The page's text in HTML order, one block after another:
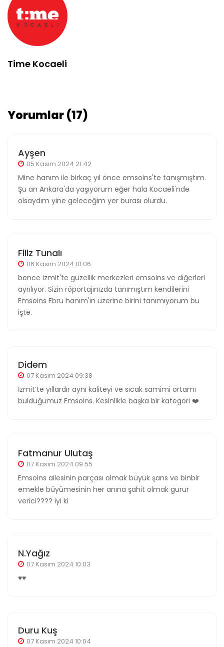
Time Kocaeli
Yorumlar (17)
Ayşen
05 Kasım 2024 21:42
Mine hanım ile birkaç yıl önce emsoins'te tanışmıştım.
Şu an Ankara'da yaşıyorum eğer hala Kocaeli'nde
olsaydım yine geleceğim yer burası olurdu.
Filiz Tunalı
06 Kasım 2024 10:06
bence izmit'te güzellik merkezleri emsoins ve diğerleri
ayrılıyor. Sizin röportajınızda tanımıştım kendilerini
Emsoins Ebru hanım'ın üzerine birini tanımıyorum bu
işte.
Didem
07 Kasım 2024 09:38
İzmit’te yıllardır aynı kaliteyi ve sıcak samimi ortamı
bulduğumuz Emsoins. Kesinlikle başka bir kategori ❤️
Fatmanur Ulutaş
07 Kasım 2024 09:55
Emsoins ailesinin parçası olmak büyük şans ve binbir
emekle büyümesinin her anına şahit olmak gurur
verici???? iyi ki
N.yağız
07 Kasım 2024 10:03
♥️♥️
Duru Kuş
07 Kasım 2024 10:04